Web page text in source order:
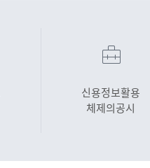
신용정보활용
체제의공시